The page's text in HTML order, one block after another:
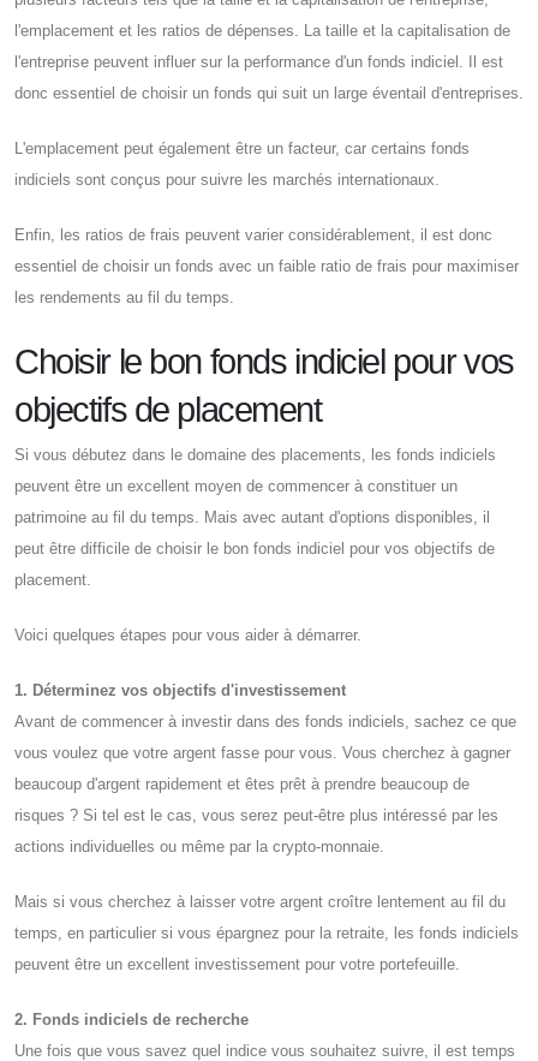
l'emplacement et les ratios de dépenses. La taille et la capitalisation de
l'entreprise peuvent influer sur la performance d'un fonds indiciel. Il est
donc essentiel de choisir un fonds qui suit un large éventail d'entreprises.
L'emplacement peut également être un facteur, car certains fonds
indiciels sont conçus pour suivre les marchés internationaux.
Enfin, les ratios de frais peuvent varier considérablement, il est donc
essentiel de choisir un fonds avec un faible ratio de frais pour maximiser
les rendements au fil du temps.
Choisir le bon fonds indiciel pour vos
objectifs de placement
Si vous débutez dans le domaine des placements, les fonds indiciels
peuvent être un excellent moyen de commencer à constituer un
patrimoine au fil du temps. Mais avec autant d'options disponibles, il
peut être difficile de choisir le bon fonds indiciel pour vos objectifs de
placement.
Voici quelques étapes pour vous aider à démarrer.
1. Déterminez vos objectifs d'investissement
Avant de commencer à investir dans des fonds indiciels, sachez ce que
vous voulez que votre argent fasse pour vous. Vous cherchez à gagner
beaucoup d'argent rapidement et êtes prêt à prendre beaucoup de
risques ? Si tel est le cas, vous serez peut-être plus intéressé par les
actions individuelles ou même par la crypto-monnaie.
Mais si vous cherchez à laisser votre argent croître lentement au fil du
temps, en particulier si vous épargnez pour la retraite, les fonds indiciels
peuvent être un excellent investissement pour votre portefeuille.
2. Fonds indiciels de recherche
Une fois que vous savez quel indice vous souhaitez suivre, il est temps